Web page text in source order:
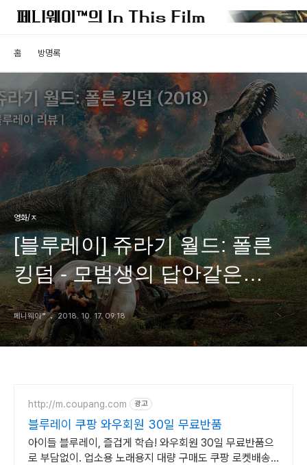
홈 방명록
영화/ㅈ
[블루레이] 쥬라기 월드: 폴른
킹덤 - 모범생의 답안같은
쥬라기 월드
페니웨이™ 2018. 10. 17. 09:18
http://m.coupang.com 광고
블루레이 쿠팡 와우회원 30일 무료반품
아이들 블루레이, 즐겁게 학습! 와우회원 30일 무료반품으
로 부담없이. 업소용 노래용지 대량 구매도 쿠팡 로켓배송